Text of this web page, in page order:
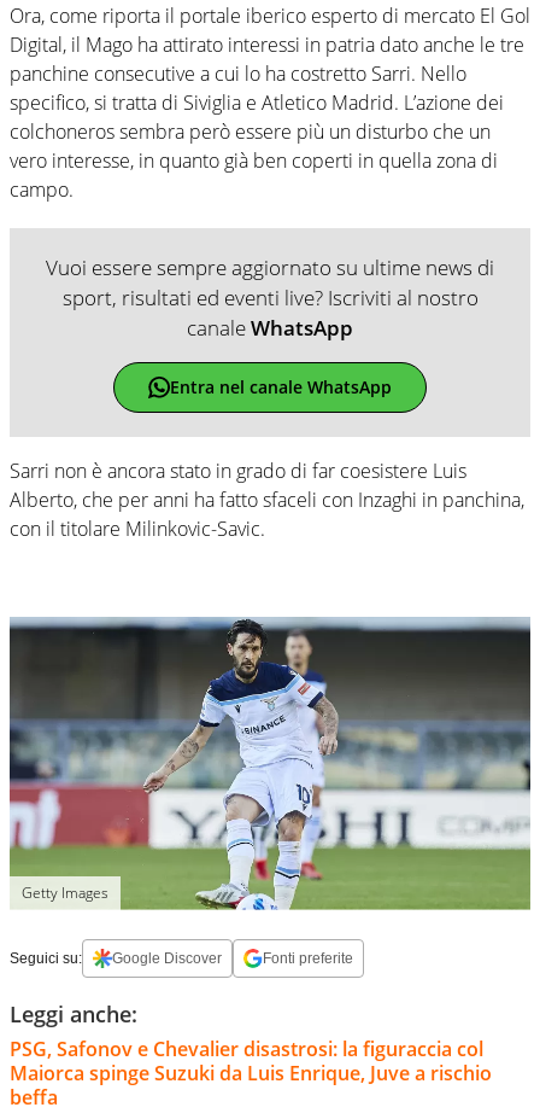
Ora, come riporta il portale iberico esperto di mercato El Gol
Digital, il Mago ha attirato interessi in patria dato anche le tre
panchine consecutive a cui lo ha costretto Sarri. Nello
specifico, si tratta di Siviglia e Atletico Madrid. L’azione dei
colchoneros sembra però essere più un disturbo che un
vero interesse, in quanto già ben coperti in quella zona di
campo.
Vuoi essere sempre aggiornato su ultime news di
sport, risultati ed eventi live? Iscriviti al nostro
canaleWhatsApp
Entra nel canale WhatsApp
Sarri non è ancora stato in grado di far coesistere Luis
Alberto, che per anni ha fatto sfaceli con Inzaghi in panchina,
con il titolare Milinkovic-Savic.
Getty Images
Seguici su: Google Discover Fonti preferite
Leggi anche:
PSG, Safonov e Chevalier disastrosi: la figuraccia col
Maiorca spinge Suzuki da Luis Enrique, Juve a rischio
beffa